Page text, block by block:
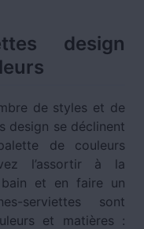
design
de styles et de
design se déclinent
de couleurs
l’assortir à la
et en faire un
serviettes sont
et matières :